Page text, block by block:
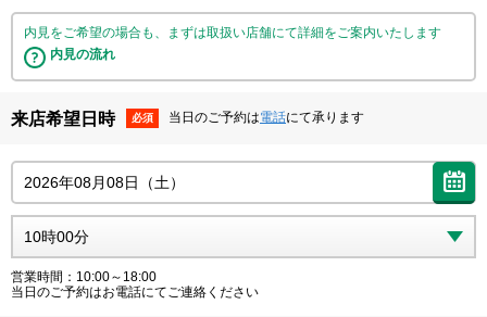
内見をご希望の場合も、まずは取扱い店舗にて詳細をご案内いたします
内見の流れ
来店希望日時 必須 当日のご予約は電話にて承ります
営業時間：10:00～18:00
当日のご予約はお電話にてご連絡ください